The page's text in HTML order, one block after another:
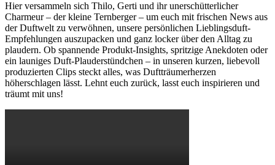
Hier versammeln sich Thilo, Gerti und ihr unerschütterlicher
Charmeur – der kleine Ternberger – um euch mit frischen News aus
der Duftwelt zu verwöhnen, unsere persönlichen Lieblingsduft-
Empfehlungen auszupacken und ganz locker über den Alltag zu
plaudern. Ob spannende Produkt-Insights, spritzige Anekdoten oder
ein launiges Duft-Plauderstündchen – in unseren kurzen, liebevoll
produzierten Clips steckt alles, was Duftträumerherzen
höherschlagen lässt. Lehnt euch zurück, lasst euch inspirieren und
träumt mit uns!